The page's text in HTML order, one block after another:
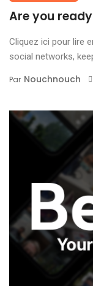
Are you ready
Cliquez ici pour lire
social networks,
Par Nouchnouch